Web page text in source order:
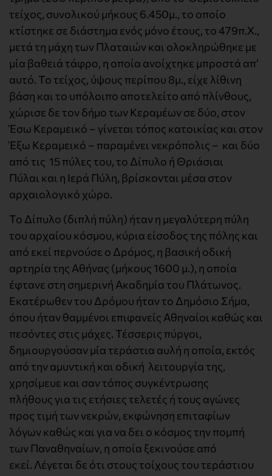
τείχος, συνολικού μήκους 6.450μ., το οποίο
κτίστηκε σε διάστημα ενός μόνο έτους, το 479π.Χ.,
μετά τη μάχη των Πλαταιών και ολοκληρώθηκε με
μία βαθειά τάφρο, η οποία ανοίχτηκε μπροστά απ’
αυτό. Το τείχος, ύψους περίπου 8μ., είχε λίθινη
βάση και το υπόλοιπο αποτελείτο από πλίνθους,
χώρισε δε τον δήμο των Κεραμέων σε δύο, στον
Έσω Κεραμεικό – γίνεται τόπος κατοικίας και στον
Έξω Κεραμεικό – παραμένει νεκρόπολις – και δύο
από τις 15 πύλες του, το Δίπυλο ή Θριάσιαι
Πύλαι και η Ιερά Πύλη, βρίσκονται μέσα στον
αρχαιολογικό χώρο.
Το Δίπυλο (διπλή πύλη) ήταν η μεγαλύτερη πύλη
του αρχαίου κόσμου, κύρια είσοδος της πόλης και
από εκεί περνούσε ο Δρόμος, η βασική οδική
αρτηρία της Αθήνας (μήκους 1600 μ.), η οποία
έφτανε στη σημερινή Ακαδημία του Πλάτωνος.
Εκατέρωθεν του Δρόμου ήταν το Δημόσιο Σήμα,
όπου ήταν θαμμένοι επιφανείς Αθηναίοι καθώς και
πεσόντες στις μάχες. Τέσσερις πύργοι,
δημιουργούσαν μία τεράστια αυλή η οποία, εκτός
από την αμυντική και οδική λειτουργία της,
χρησίμευε και σαν τόπος συγκέντρωσης
πλήθους για τις ετήσιες τελετές ή τους αγώνες
προς τιμή των νεκρών, εκφώνηση επιταφίων
λόγων καθώς και για να δει ο κόσμος την πομπή
των Παναθηναίων, η οποία ξεκινούσε από
εκεί. Λέγεται δε ότι στους τοίχους του τεράστιου